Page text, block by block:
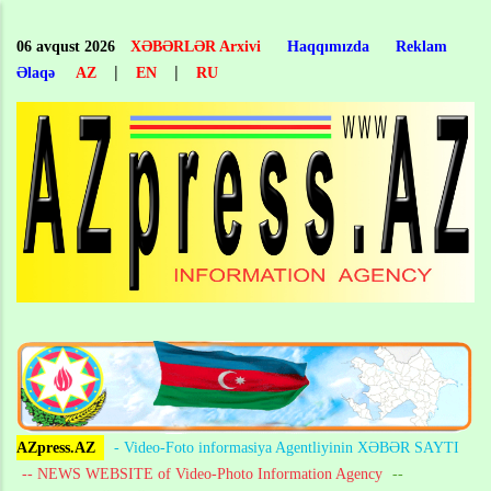
main
content
06 avqust 2026 XƏBƏRLƏR Arxivi Haqqımızda
Reklam
Əlaqə
AZ | EN | RU
AZpress.AZ
- Video-Foto informasiya Agentliyinin XƏBƏR SAYTI
-- NEWS WEBSITE of Video-Photo Information Agency --